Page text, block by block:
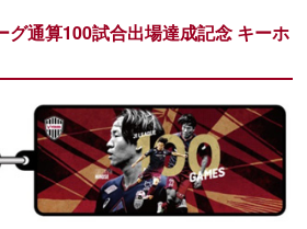
グ通算100試合出場達成記念 キーホ